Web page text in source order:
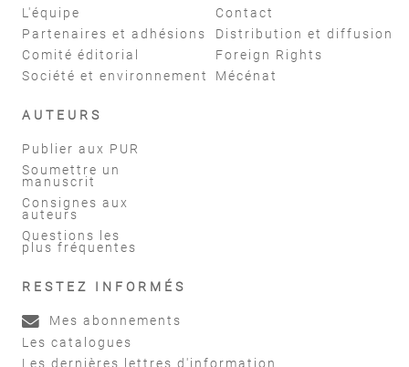
L'équipe
Partenaires et adhésions
Comité éditorial
Société et environnement
Contact
Distribution et diffusion
Foreign Rights
Mécénat
AUTEURS
Publier aux PUR
Soumettre un
manuscrit
Consignes aux
auteurs
Questions les
plus fréquentes
RESTEZ INFORMÉS
Mes abonnements
Les catalogues
Les dernières lettres d'information